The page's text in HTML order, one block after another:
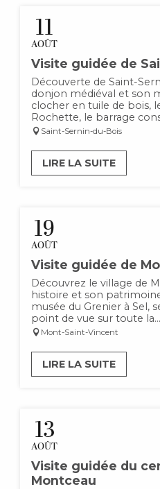
11
AOÛT
Visite guidée de
Découverte de Saint-
donjon médiéval et son
clocher en tuile de bois,
Rochette, le barrage
Saint-Sernin-du-Bois
LIRE LA SUITE
19
AOÛT
Visite guidée de
Découvrez le village de
histoire et son
musée du Grenier à Sel,
point de vue sur toute la...
Mont-Saint-Vincent
LIRE LA SUITE
13
AOÛT
Visite guidée du
Montceau